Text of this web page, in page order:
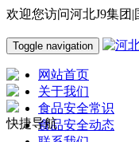
欢迎您访问河北J9集团
Toggle navigation
网站首页
关于我们
食品安全常识
食品安全动态
快捷导航